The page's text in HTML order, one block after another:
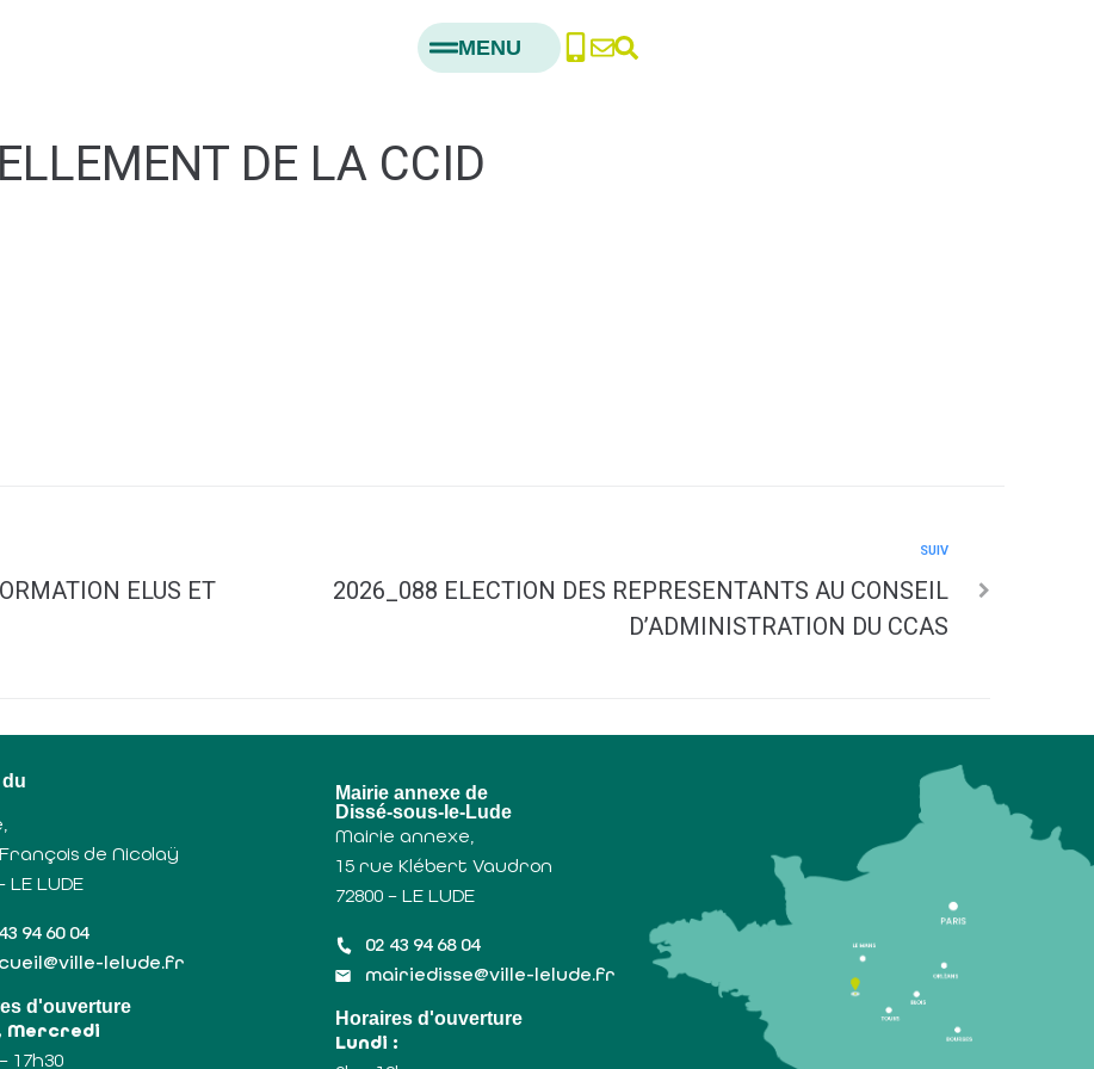
MENU
DE LA CCID
ELUS ET
SUIV
2026_088 ELECTION DES REPRESENTANTS AU CONSEIL
D’ADMINISTRATION DU CCAS
de Nicolaÿ
LE LUDE
94 60 04
lelude.fr
d'ouverture
Mercredi
17h30
Mairie annexe de
Dissé-sous-le-Lude
Mairie annexe,
15 rue Klébert Vaudron
72800 – LE LUDE
02 43 94 68 04
mairiedisse@ville-lelude.fr
Horaires d'ouverture
Lundi :